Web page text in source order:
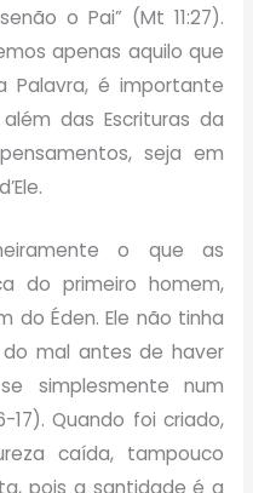
o Pai” (Mt 11:27).
apenas aquilo que
Palavra, é importante
das Escrituras da
seja em
o que as
do primeiro homem,
do Éden. Ele não tinha
mal antes de haver
simplesmente num
17). Quando foi criado,
caída, tampouco